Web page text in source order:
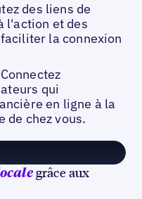
des liens de
l'action et des
la connexion
qui
en ligne à la
de chez vous.
grâce aux